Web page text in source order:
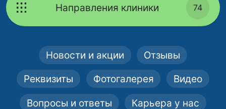
Направления клиники 74
Новости и акции Отзывы
Реквизиты Фотогалерея Видео
Вопросы и ответы Карьера у нас